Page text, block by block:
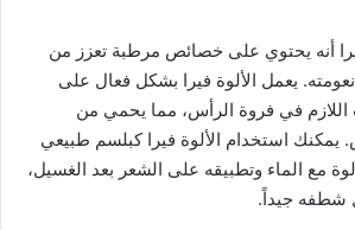
أنه يحتوي على خصائص مرطبة تعزز من
يعمل الألوة فيرا بشكل فعال على
في فروة الرأس، مما يحمي من
استخدام الألوة فيرا كبلسم طبيعي
مع الماء وتطبيقه على الشعر بعد الغسيل،
شطفه جيداً.